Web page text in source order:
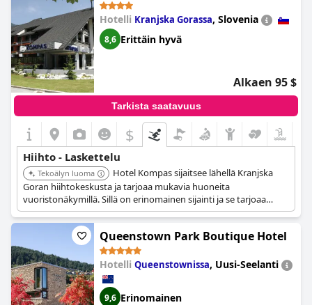
Hotelli Kranjska Gorassa, Slovenia
8,6 Erittäin hyvä
Alkaen 95 $
Tarkista saatavuus
$
Hiihto - Laskettelu
Tekoälyn luoma
Hotel Kompas sijaitsee lähellä Kranjska
Goran hiihtokeskusta ja tarjoaa mukavia huoneita
vuoristonäkymillä. Sillä on erinomainen sijainti ja se tarjoaa
viihtyisän ilmapiirin hiihdon harrastajille. Siinä on talvipuutarha
ja terassi.
Queenstown Park Boutique Hotel
Hotelli Queenstownissa, Uusi-Seelanti
9,6 Erinomainen